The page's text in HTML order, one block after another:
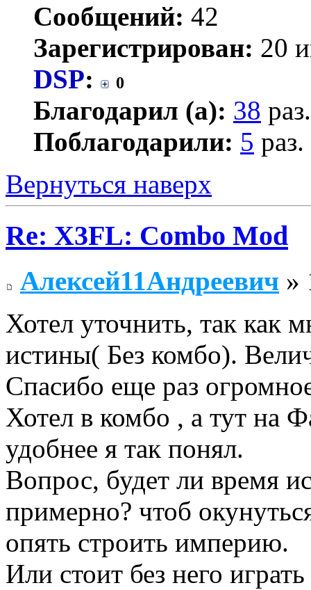
Сообщений: 42
Зарегистрирован: 20
DSP: 0
Благодарил (а): 38 раз.
Поблагодарили: 5 раз.
Вернуться наверх
Re: X3FL: Combo Mod
Алексей11Андреевич »
Хотел уточнить, так как
истины( Без комбо).
Спасибо еще раз
Хотел в комбо , а тут на
удобнее я так понял.
Вопрос, будет ли время
примерно? чтоб
опять строить империю.
Или стоит без него